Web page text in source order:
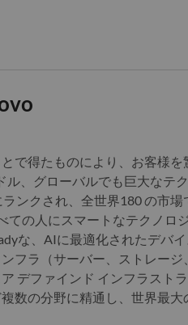
で得たものにより、お客様を
ル、グローバルでも巨大なテ
ランクされ、全世界180 の市
ての人にスマートなテクノロ
な、AIに最適化されたデバ
フラ（サーバー、ストレー
デファインド インフラスト
数の分野に精通し、世界最大